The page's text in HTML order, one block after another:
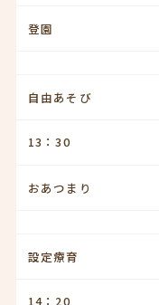
登園
自由あそび
13：30
おあつまり
設定療育
14：20